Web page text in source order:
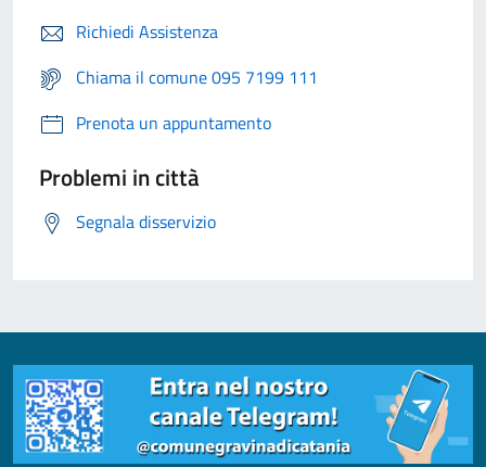
Richiedi Assistenza
Chiama il comune 095 7199 111
Prenota un appuntamento
Problemi in città
Segnala disservizio